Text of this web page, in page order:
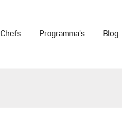
Chefs Programma's Blog